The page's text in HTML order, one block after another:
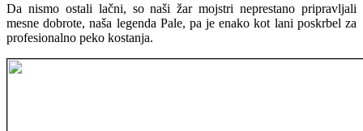
Da nismo ostali lačni, so naši žar mojstri neprestano pripravljali
mesne dobrote, naša legenda Pale, pa je enako kot lani poskrbel za
profesionalno peko kostanja.